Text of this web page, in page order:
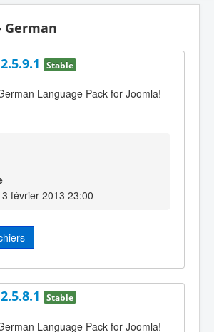
German
Stable
Language Pack for Joomla!
février 2013 23:00
Stable
Language Pack for Joomla!